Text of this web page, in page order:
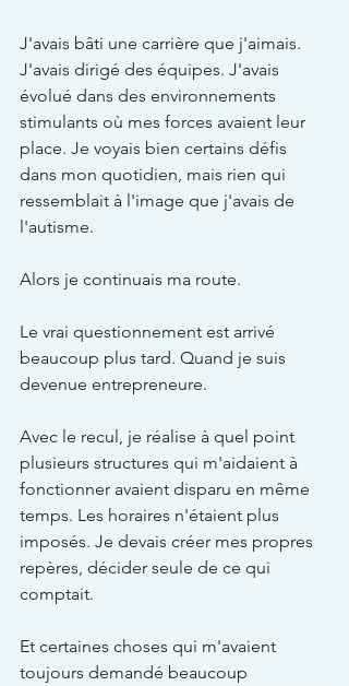
J'avais bâti une carrière que j'aimais.
J'avais dirigé des équipes. J'avais
évolué dans des environnements
stimulants où mes forces avaient leur
place. Je voyais bien certains défis
dans mon quotidien, mais rien qui
ressemblait à l'image que j'avais de
l'autisme.
Alors je continuais ma route.
Le vrai questionnement est arrivé
beaucoup plus tard. Quand je suis
devenue entrepreneure.
Avec le recul, je réalise à quel point
plusieurs structures qui m'aidaient à
fonctionner avaient disparu en même
temps. Les horaires n'étaient plus
imposés. Je devais créer mes propres
repères, décider seule de ce qui
comptait.
Et certaines choses qui m'avaient
toujours demandé beaucoup